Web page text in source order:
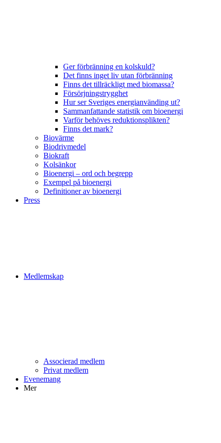
Ger förbränning en kolskuld?
Det finns inget liv utan förbränning
Finns det tillräckligt med biomassa?
Försörjningstrygghet
Hur ser Sveriges energianvänding ut?
Sammanfattande statistik om bioenergi
Varför behöves reduktionsplikten?
Finns det mark?
Biovärme
Biodrivmedel
Biokraft
Kolsänkor
Bioenergi – ord och begrepp
Exempel på bioenergi
Definitioner av bioenergi
Press
Medlemskap
Associerad medlem
Privat medlem
Evenemang
Mer